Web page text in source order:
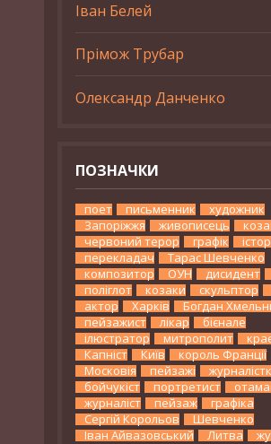
Іван Белей
Прімож Трубар
Олександр Данченко
ПОЗНАЧКИ
поет письменник
художник
Запоріжжя
живописець
червоний терор
графік
перекладач
Тарас Шевченко
композитор
ОУН дисидент
поліглот
козаки скульптор
актор
Харків
Богдан
пейзажист
лікар
бієнале
ілюстратор
митрополит
Капніст
Київ
король Франції
Московія
пейзажі
бойчукіст
портретист
журналіст
пейзаж
графіка
Сергій Корольов
Шевченко
Іван Айвазовський
Литва